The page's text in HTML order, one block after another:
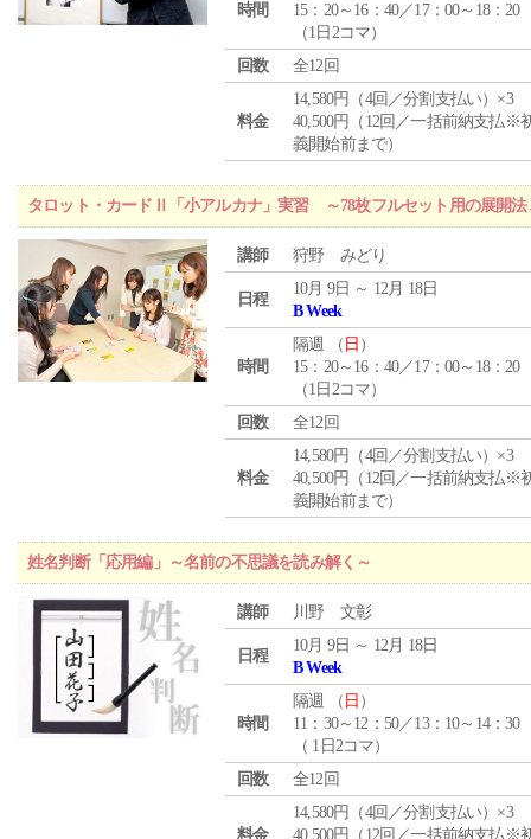
時間
15：20～16：40／17：00～18：20
（1日2コマ）
回数
全12回
料金
14,580円（4回／分割支払い）×3
40,500円（12回／一括前納支払※
義開始前まで）
タロット・カードⅡ「小アルカナ」実習 ～78枚フルセット用の展開法
講師 狩野 みどり
日程
10月 9日 ～ 12月 18日
B Week
時間
隔週 （ 日 ）
15：20～16：40／17：00～18：20
（1日2コマ）
回数
全12回
料金
14,580円（4回／分割支払い）×3
40,500円（12回／一括前納支払※
義開始前まで）
姓名判断「応用編」～名前の不思議を読み解く～
講師 川野 文彰
日程
10月 9日 ～ 12月 18日
B Week
時間
隔週 （ 日 ）
11：30～12：50／13：10～14：30
（ 1日2コマ）
回数
全12回
料金
14,580円（4回／分割支払い）×3
40,500円（12回／一括前納支払※